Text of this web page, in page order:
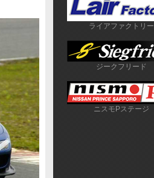
ライアファクトリー
ジークフリード
ニスモPステージ